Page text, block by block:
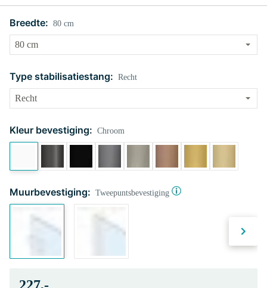
Breedte: 80 cm
Type stabilisatiestang: Recht
Kleur bevestiging: Chroom
Muurbevestiging: Tweepuntsbevestiging